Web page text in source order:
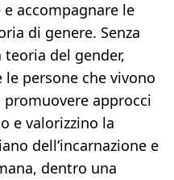
accompagnare le
di genere. Senza
teoria del gender,
persone che vivono
approcci
e valorizzino la
dell’incarnazione e
dentro una